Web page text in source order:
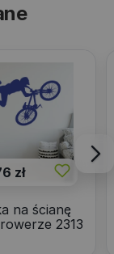
zł
na ścianę
2313